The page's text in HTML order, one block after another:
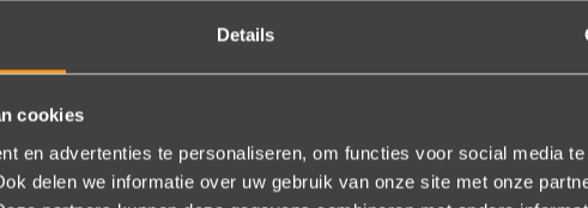
Details
cookies
en advertenties te personaliseren, om functies voor social media
delen we informatie over uw gebruik van onze site met onze
besteld: de ring is subliem! Zoals altijd! Het maakt mijn verzameling
hartelijk voor dit prachtige juweeltje, en ook voor jullie vriendelijkheid
onze gesprekken!
Nathalie Diaz Perez